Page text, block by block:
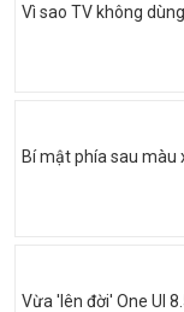
Vì sao TV không
Bí mật phía sau màu
Vừa 'lên đời' One UI